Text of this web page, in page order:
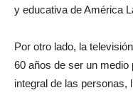
y educativa de América
Por otro lado, la
60 años de ser un
integral de las personas,